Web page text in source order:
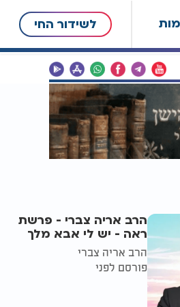
לשידור החי
הרב אריה צברי - פרשת
ראה - יש לי אבא מלך
הרב אריה צברי
פורסם לפני